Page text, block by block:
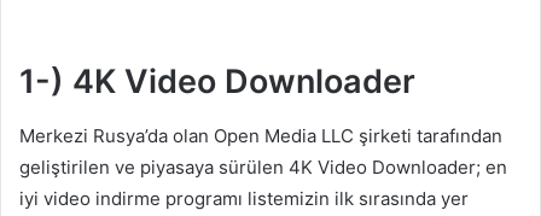
1-) 4K Video Downloader
Merkezi Rusya’da olan Open Media LLC şirketi tarafından
geliştirilen ve piyasaya sürülen 4K Video Downloader; en
iyi video indirme programı listemizin ilk sırasında yer